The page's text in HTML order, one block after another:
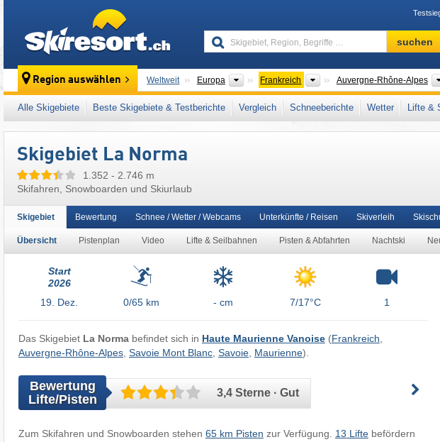
Skigebiet,
Region,
…
suchen
Region auswählen Weltweit Europa Kontinente
Frankreich LänderAuvergne-Rhône-Alpes
Dieses Skigebiet liegt auch in: Vanoise Saint-Jean-de-Maurienne
Westalpen Alpen Europäische Union
Alle Skigebiete Beste Skigebiete & Testberichte Vergleich Schneeberichte Wetter Lifte &
Skigebiet La Norma
1.352 - 2.746 m
Skifahren, Snowboarden und Skiurlaub
Skigebiet
Übersicht Pistenplan Video Lifte & Seilbahnen Pisten & Abfahrten Nachtski
Bewertung Schnee / Wetter / Webcams Unterkünfte / Reisen Skiverleih
Start
2026
19. Dez. 0/65km - cm 7/17°C 1
Das Skigebiet La Normabefindet sich in Haute Maurienne Vanoise(Frankreich
Auvergne-Rhône-Alpes, Savoie Mont Blanc, Savoie, Maurienne).
Bewertung
Lifte/Pisten
3,4 Sterne · Gut
Zum Skifahren und Snowboarden stehen 65 km Pisten zur Verfügung. 13 Liftebefördern